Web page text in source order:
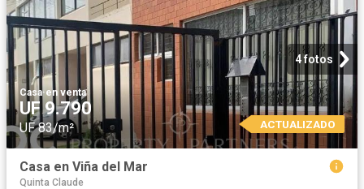
4 fotos
Casa·en venta
UF 9.790
UF 83/m² ACTUALIZADO
Casa en Viña del Mar
Quinta Claude